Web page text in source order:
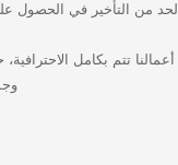
الحد من التأخير في الحصول
أعمالنا تتم بكامل